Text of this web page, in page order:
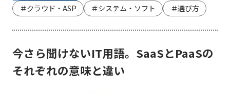
＃クラウド・ASP
＃システム・ソフト ＃選び方
今さら聞けないIT用語。SaaSとPaaSの
それぞれの意味と違い